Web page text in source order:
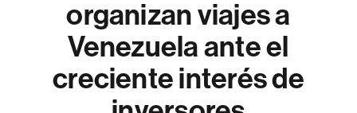
organizan viajes a
Venezuela ante el
creciente interés de